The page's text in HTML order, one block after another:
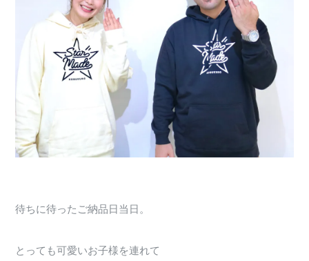
待ちに待ったご納品日当日。
とっても可愛いお子様を連れて